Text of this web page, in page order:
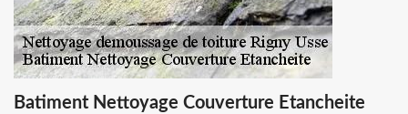
Batiment Nettoyage Couverture Etancheite